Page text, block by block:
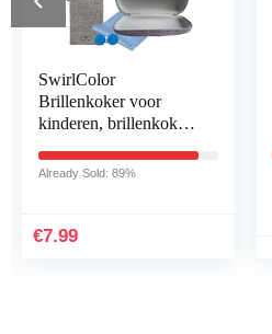
SwirlColor
Brillenkoker voor
kinderen, brillenkoker,
brillenkoker voor
Already Sold: 89%
€7.99